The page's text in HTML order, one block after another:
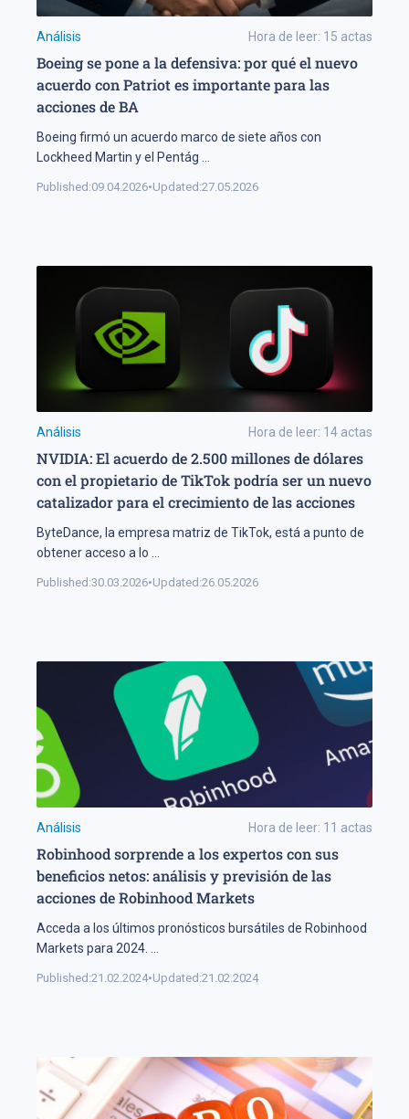
Análisis Hora de leer: 15 actas
Boeing se pone a la defensiva: por qué el nuevo
acuerdo con Patriot es importante para las
acciones de BA
Boeing firmó un acuerdo marco de siete años con
Lockheed Martin y el Pentág
Published:09.04.2026•Updated:27.05.2026
Análisis Hora de leer: 14 actas
NVIDIA: El acuerdo de 2.500 millones de dólares
con el propietario de TikTok podría ser un nuevo
catalizador para el crecimiento de las acciones
ByteDance, la empresa matriz de TikTok, está a punto de
obtener acceso a lo
Published:30.03.2026•Updated:26.05.2026
Análisis Hora de leer: 11 actas
Robinhood sorprende a los expertos con sus
beneficios netos: análisis y previsión de las
acciones de Robinhood Markets
Acceda a los últimos pronósticos bursátiles de Robinhood
Markets para 2024.
Published:21.02.2024•Updated:21.02.2024